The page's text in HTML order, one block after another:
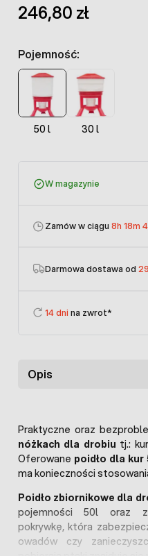
246,80 zł
Pojemność:
50 l 30 l
W magazynie
Zamów w ciągu 8h 18m
Darmowa dostawa od
14 dni na zwrot*
Opis
Praktyczne oraz
nóżkach dla drobiu tj.:
Oferowane poidło dla kur
ma konieczności
Poidło zbiornikowe dla
pojemności 50l oraz
pokrywkę, która
owadów czy